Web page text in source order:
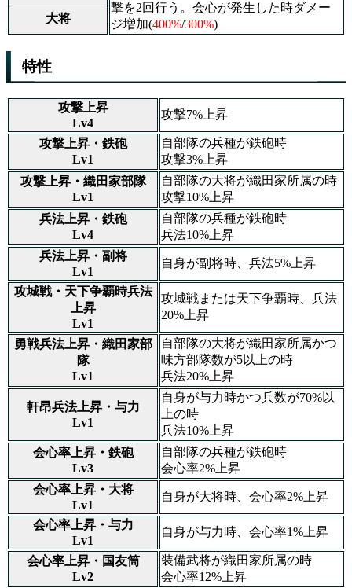
大将
撃を2回行う。会心が発生した時ダメー
ジ増加(400%/300%)
特性
攻撃上昇
Lv4
攻撃7%上昇
攻撃上昇・鉄砲
Lv1
自部隊の兵種が鉄砲時
攻撃3%上昇
攻撃上昇・織田家部隊
Lv1
自部隊の大将が織田家所属の時
攻撃10%上昇
兵法上昇・鉄砲
Lv4
自部隊の兵種が鉄砲時
兵法10%上昇
兵法上昇・副将
Lv1
自身が副将時、兵法5%上昇
攻城戦・天下争覇時兵法
上昇
Lv1
攻城戦または天下争覇時、兵法
20%上昇
勇戦兵法上昇・織田家部
隊
Lv1
自部隊の大将が織田家所属かつ
味方部隊数が5以上の時
兵法20%上昇
軒昂兵法上昇・与力
Lv1
自身が与力時かつ兵数が70%以
上の時
兵法10%上昇
会心率上昇・鉄砲
Lv3
自部隊の兵種が鉄砲時
会心率2%上昇
会心率上昇・大将
Lv1
自身が大将時、会心率2%上昇
会心率上昇・与力
Lv1
自身が与力時、会心率1%上昇
会心率上昇・国友筒
Lv2
装備武将が織田家所属の時
会心率12%上昇